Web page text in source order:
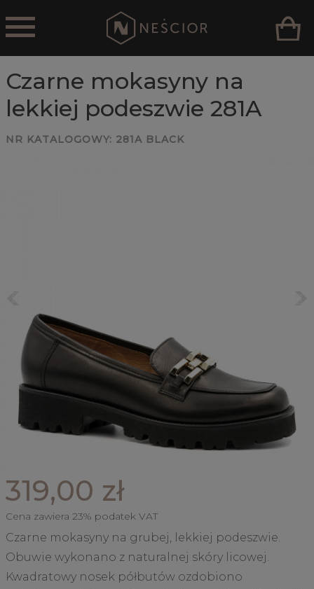
Czarne mokasyny na
lekkiej podeszwie 281A
NR KATALOGOWY: 281A BLACK
319,00 zł
Cena zawiera 23% podatek VAT
Czarne mokasyny na grubej, lekkiej podeszwie.
Obuwie wykonano z naturalnej skóry licowej.
Kwadratowy nosek półbutów ozdobiono